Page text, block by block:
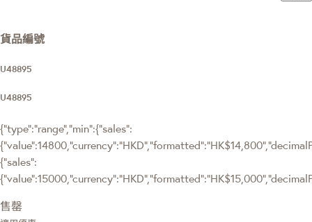
貨品編號
U48895
U48895
{"type":"range","min":{"sales":
{"sales":
售罄